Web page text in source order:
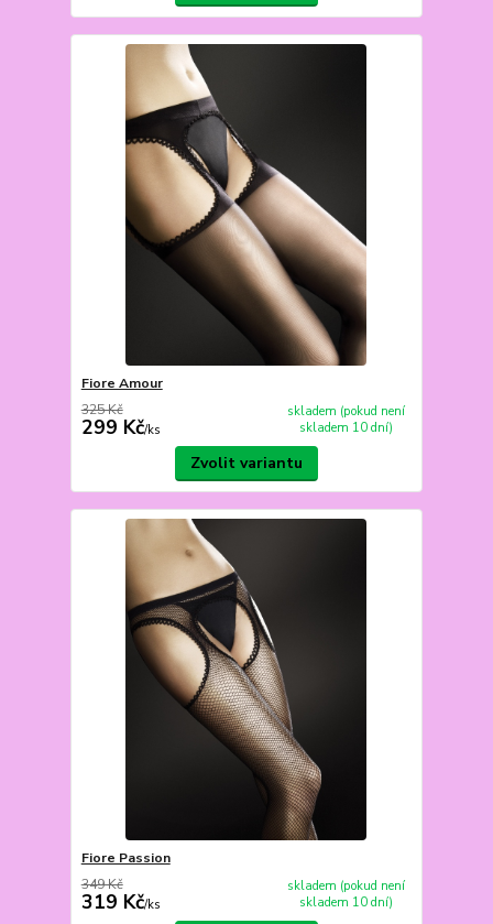
Fiore Amour
325 Kč
299 Kč/ks
skladem (pokud není
skladem 10 dní)
Zvolit variantu
Fiore Passion
349 Kč
319 Kč/ks
skladem (pokud není
skladem 10 dní)